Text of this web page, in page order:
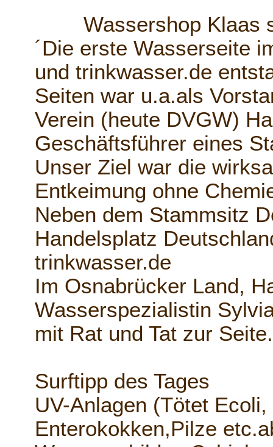
Wassershop Klaas
´Die erste Wasserseite
und trinkwasser.de
Seiten war u.a.als
Verein (heute DVGW)
Geschäftsführer eines
Unser Ziel war die
Entkeimung ohne
Neben dem Stammsitz
Handelsplatz
trinkwasser.de
Im Osnabrücker Land,
Wasserspezialistin
mit Rat und Tat zur
Surftipp des Tages
UV-Anlagen (Tötet
Enterokokken,Pilze